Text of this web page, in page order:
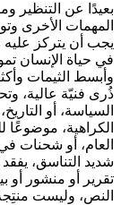
بعيدًا عن التنظير
المهمات الأخرى
يجب أن يتركز عليه
في حياة الإنسان
وأبسط الثيمات
ذُرى فنيّة عالية،
السياسة، أو
الكراهية،
العام، أو شحنات
شديد التناسق، يفقد
تقرير أو منشور
النص، وليست